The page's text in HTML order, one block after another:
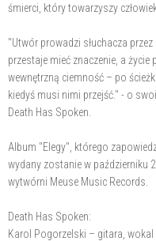
śmierci, który towarzyszy
"Utwór prowadzi słuchacza
przestaje mieć znaczenie, a
wewnętrzną ciemność – po
kiedyś musi nimi przejść." - o
Death Has Spoken.
Album "Elegy", którego
wydany zostanie w październiku
wytwórni Meuse Music Records.
Death Has Spoken:
Karol Pogorzelski – gitara, wokal